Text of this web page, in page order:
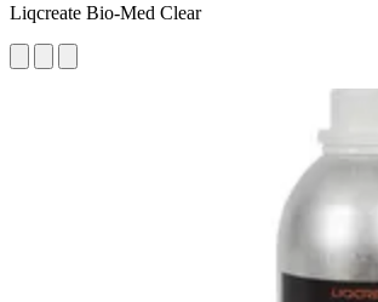
Liqcreate Bio-Med Clear